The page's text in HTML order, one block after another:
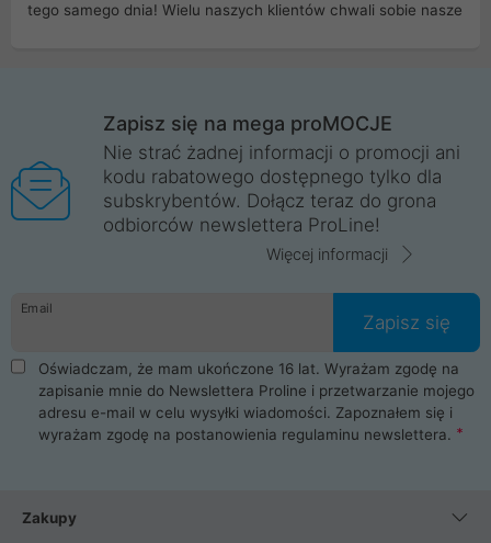
tego samego dnia! Wielu naszych klientów chwali sobie nasze
Wrocław, Poznań, Legnica, Katowice, Gliwice, Kalisz, Bytom,
Trzebnica, Opole. Szybka i profesjonalna obsługa!
ProLine to polska firma ze 100% polskim kapitałem. Działamy
legalnie i płacimy podatki w naszym kraju! Posiadamy siedzibę
główną w Mirkowie oraz salony na terenie kraju. Cała
komunikacja ze sklepem komputerowym ProLine jest
danych osobowych. Dlatego zakup notebooka albo laptopa w
ProLine to czysta przyjemność i pełne bezpieczeństwo.
Zaopatrzysz się u nas w akcesoria i części komputerowe
takie jak procesory, karty graficzne, płyty główne, pamięci,
dyski SSD, M.2 oraz HDD. Nasi pracownicy pomogą Ci wybrać
najlepszy zasilacz komputerowy oraz obudowę do komputera.
Poza komputerami mamy również najlepsze na rynku
Smartfony takich producentów jak Xiaomi, Apple, Samsung i
wentylatory. Na koniec mając już to wszystko, możesz
Zapisz się na mega proMOCJE
Nie strać żadnej informacji o promocji ani
kodu rabatowego dostępnego tylko dla
subskrybentów. Dołącz teraz do grona
odbiorców newslettera ProLine!
Więcej informacji
Email
Zapisz się
Oświadczam, że mam ukończone 16 lat. Wyrażam zgodę na
zapisanie mnie do Newslettera Proline i przetwarzanie mojego
adresu e-mail w celu wysyłki wiadomości. Zapoznałem się i
wyrażam zgodę na postanowienia regulaminu newslettera.
Zakupy